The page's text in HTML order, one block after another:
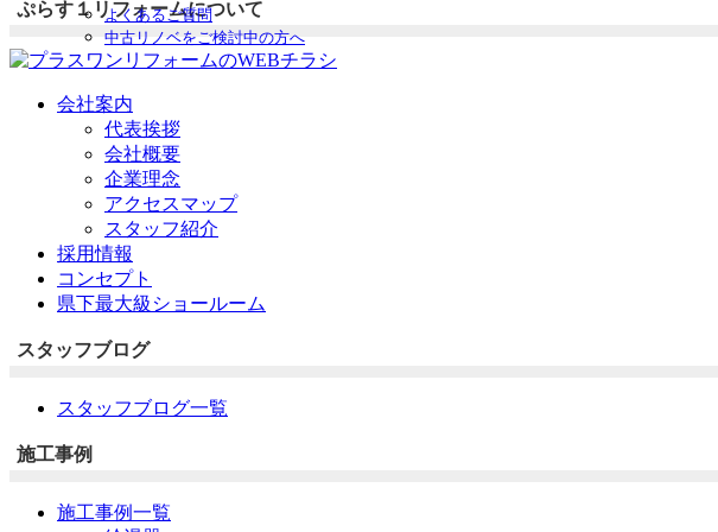
よくあるご質問
中古リノベをご検討中の方へ
ぷらす１リフォームについて
会社案内
代表挨拶
会社概要
企業理念
アクセスマップ
スタッフ紹介
採用情報
コンセプト
県下最大級ショールーム
スタッフブログ
スタッフブログ一覧
施工事例
施工事例一覧